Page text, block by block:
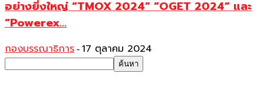
อย่างยิ่งใหญ่ “TMOX 2024” “OGET 2024” และ
“Powerex...
กองบรรณาธิการ - 17 ตุลาคม 2024